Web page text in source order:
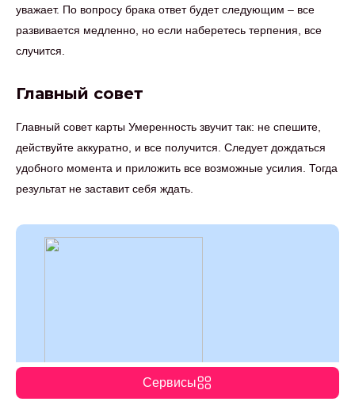
Сервисы
уважает. По вопросу брака ответ будет следующим – все
развивается медленно, но если наберетесь терпения, все
случится.
Главный совет
Главный совет карты Умеренность звучит так: не спешите,
действуйте аккуратно, и все получится. Следует дождаться
удобного момента и приложить все возможные усилия. Тогда
результат не заставит себя ждать.